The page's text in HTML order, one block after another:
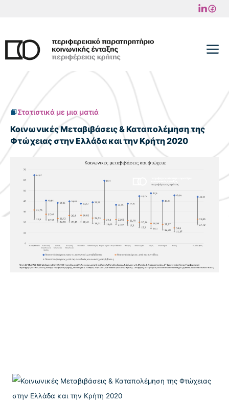
περιεχόμενο
Στατιστικά με μια ματιά
Κοινωνικές Μεταβιβάσεις & Καταπολέμηση της
Φτώχειας στην Ελλάδα και την Κρήτη 2020